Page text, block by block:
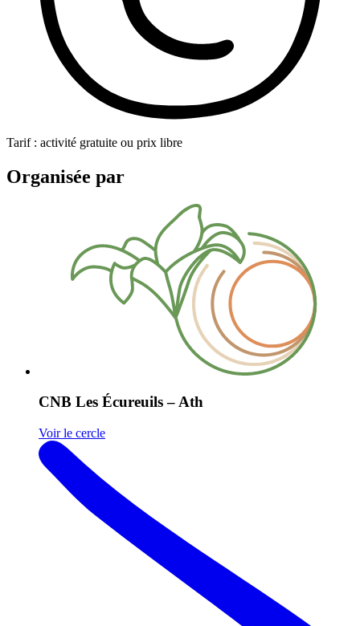
Tarif : activité gratuite ou prix libre
Organisée par
CNB Les Écureuils – Ath
Voir le cercle